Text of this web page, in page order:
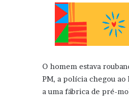
O homem estava
PM, a polícia chegou
a uma fábrica de pré-